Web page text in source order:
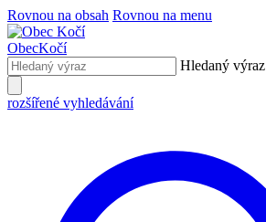
Rovnou na obsah Rovnou na menu
ObecKočí
Hledaný výraz
rozšířené vyhledávání